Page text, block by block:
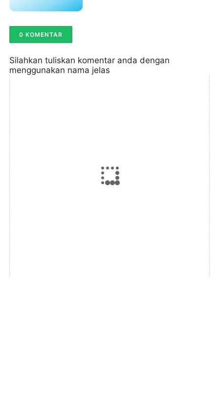
0 KOMENTAR
Silahkan tuliskan komentar anda dengan
menggunakan nama jelas